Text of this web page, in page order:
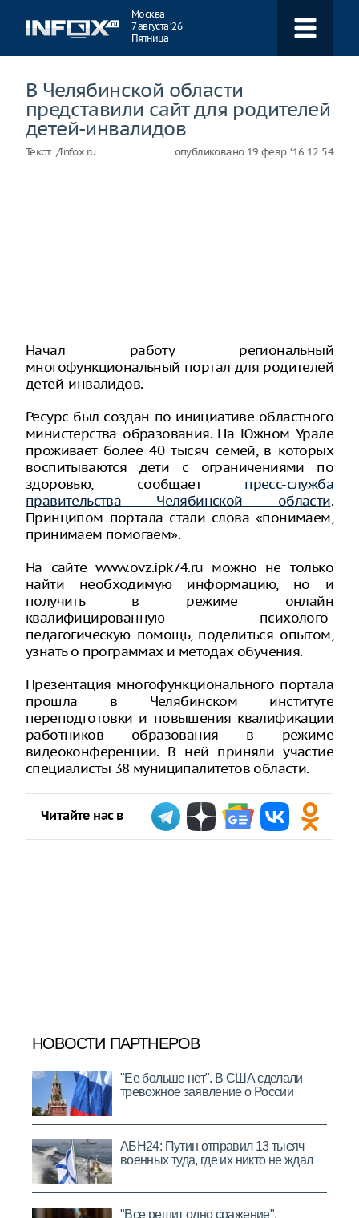
Москва
7 августа ‘26
Пятница
В Челябинской области
представили сайт для родителей
детей-инвалидов
Текст: /Infox.ru опубликовано 19 февр. ‘16 12:54
Начал работу региональный
многофункциональный портал для родителей
детей-инвалидов.
Ресурс был создан по инициативе областного
министерства образования. На Южном Урале
проживает более 40 тысяч семей, в которых
воспитываются дети с ограничениями по
здоровью, сообщает пресс-служба
правительства Челябинской области.
Принципом портала стали слова «понимаем,
принимаем помогаем».
На сайте www.ovz.ipk74.ru можно не только
найти необходимую информацию, но и
получить в режиме онлайн
квалифицированную психолого-
педагогическую помощь, поделиться опытом,
узнать о программах и методах обучения.
Презентация многофункционального портала
прошла в Челябинском институте
переподготовки и повышения квалификации
работников образования в режиме
видеоконференции. В ней приняли участие
специалисты 38 муниципалитетов области.
Читайте нас в